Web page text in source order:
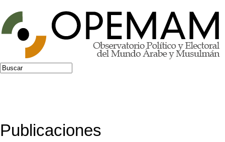
Jump to navigation
Formulario de búsqueda
Buscar
Publicaciones